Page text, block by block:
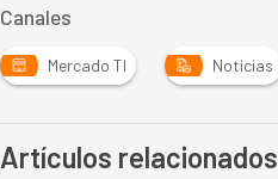
Canales
Mercado TI Noticias
Artículos relacionados